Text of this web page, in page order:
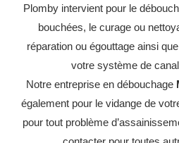
Plomby intervient pour le
bouchées, le curage ou
réparation ou égouttage ainsi
votre système de
Notre entreprise en débouchage
également pour le vidange de
pour tout problème